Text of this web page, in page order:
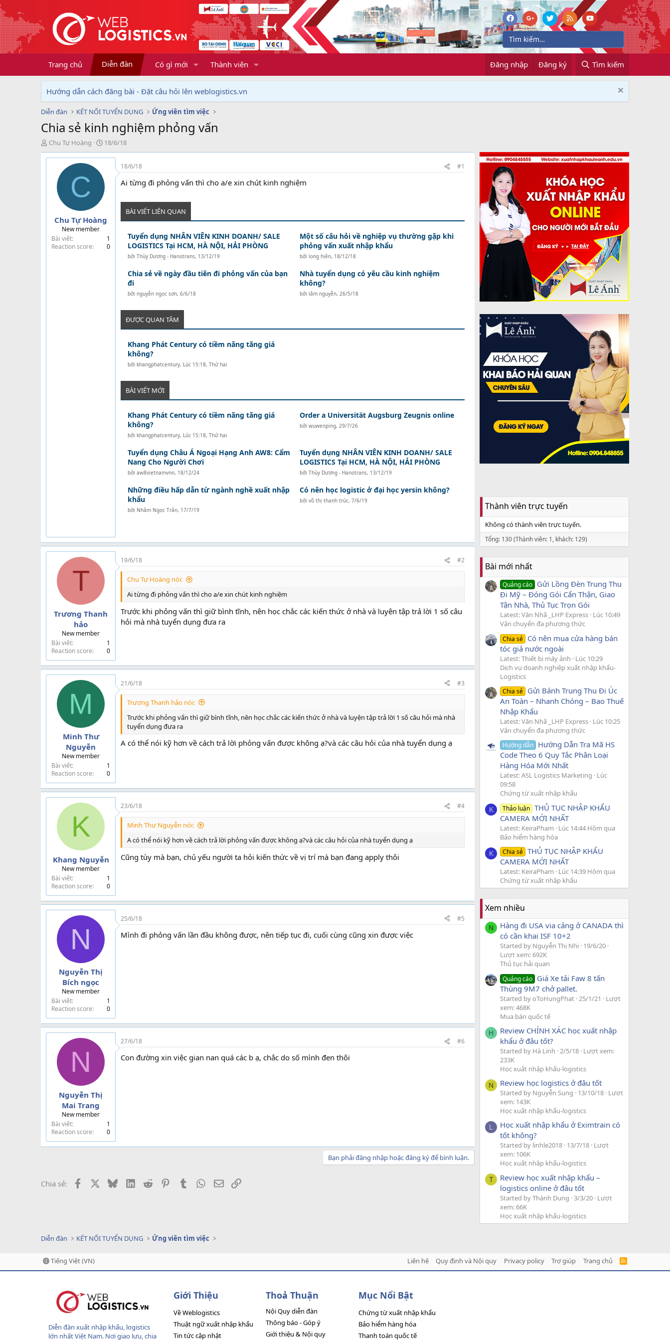
Trang chủ Diễn đàn Có gì mới Thành viên Đăng nhập Đăng ký Tìm kiếm
Hướng dẫn cách đăng bài - Đặt câu hỏi lên weblogistics.vn
Diễn đàn KẾT NỐI TUYỂN DỤNG Ứng viên tìm việc
Chia sẻ kinh nghiệm phỏng vấn
T
h
r
Chu Tự Hoàng
N
g
à
ử
i
18/6/18
C
Chu Tự Hoàng
New member
Bài viết
1
Reaction score
0
18/6/18 #1
Ai từng đi phỏng vấn thì cho a/e xin chút kinh nghiệm
BÀI VIẾT LIÊN QUAN
Tuyển dụng NHÂN VIÊN KINH DOANH/ SALE
LOGISTICS Tại HCM, HÀ NỘI, HẢI PHÒNG
bởi Thùy Dương - Hanotrans, 13/12/19
Một số câu hỏi về nghiệp vụ thường gặp khi
phỏng vấn xuất nhập khẩu
bởi long hiên, 18/12/18
Chia sẻ về ngày đầu tiên đi phỏng vấn của bạn
đi
bởi nguyễn ngọc sơn, 6/6/18
Nhà tuyển dụng có yêu cầu kinh nghiệm
không?
bởi lâm nguyễn, 26/5/18
ĐƯỢC QUAN TÂM
Khang Phát Century có tiềm năng tăng giá
không?
bởi khangphatcentury, Lúc 15:18, Thứ hai
BÀI VIẾT MỚI
Khang Phát Century có tiềm năng tăng giá
không?
bởi khangphatcentury, Lúc 15:18, Thứ hai
Order a Universität Augsburg Zeugnis online
bởi wuwenping, 29/7/26
Tuyển dụng Châu Á Ngoại Hạng Anh AW8: Cẩm
Nang Cho Người Chơi
bởi aw8vietnamvnn, 18/12/24
Tuyển dụng NHÂN VIÊN KINH DOANH/ SALE
LOGISTICS Tại HCM, HÀ NỘI, HẢI PHÒNG
bởi Thùy Dương - Hanotrans, 13/12/19
Những điều hấp dẫn từ ngành nghề xuất nhập
khẩu
bởi Nhâm Ngọc Trân, 17/7/19
Có nên học logistic ở đại học yersin không?
bởi võ thị thanh trúc, 7/6/19
T
Trương Thanh
hảo
New member
Bài viết
1
Reaction score
0
19/6/18 #2
Chu Tự Hoàng nói:
Ai từng đi phỏng vấn thì cho a/e xin chút kinh nghiệm
Trước khi phỏng vấn thì giữ bình tĩnh, nên học chắc các kiến thức ở nhà và luyện tập trả lời 1 số câu
hỏi mà nhà tuyển dụng đưa ra
M
Minh Thư
Nguyễn
New member
Bài viết
1
Reaction score
0
21/6/18 #3
Trương Thanh hảo nói:
Trước khi phỏng vấn thì giữ bình tĩnh, nên học chắc các kiến thức ở nhà và luyện tập trả lời 1 số câu hỏi mà nhà
tuyển dụng đưa ra
A có thể nói kỹ hơn về cách trả lời phỏng vấn được không ạ?và các câu hỏi của nhà tuyển dụng ạ
K
Khang Nguyễn
New member
Bài viết
1
Reaction score
0
23/6/18 #4
Minh Thư Nguyễn nói:
A có thể nói kỹ hơn về cách trả lời phỏng vấn được không ạ?và các câu hỏi của nhà tuyển dụng ạ
Cũng tùy mà bạn, chủ yếu người ta hỏi kiến thức về vị trí mà bạn đang apply thôi
N
Nguyễn Thị
Bích ngọc
New member
Bài viết
1
Reaction score
0
25/6/18 #5
Mình đi phỏng vấn lần đầu không được, nên tiếp tục đi, cuối cùng cũng xin được việc
N
Nguyễn Thị
Mai Trang
New member
Bài viết
1
Reaction score
0
27/6/18 #6
Con đường xin việc gian nan quá các b ạ, chắc do số mình đen thôi
Bạn phải đăng nhập hoặc đăng ký để bình luận.
Chia sẻ: Facebook BlueskyLinkedIn
Reddit PinterestTumblr WhatsApp
EmailLink
Thành viên trực tuyến
Không có thành viên trực tuyến.
Tổng: 130 (Thành viên: 1, khách: 129)
Bài mới nhất
Quảng cáo Gửi Lồng Đèn Trung Thu
Đi Mỹ – Đóng Gói Cẩn Thận, Giao
Tận Nhà, Thủ Tục Trọn Gói
Latest: Văn Nhã _LHP Express Lúc 10:49
Vận chuyển đa phương thức
Chia sẻ Có nên mua cửa hàng bán
tóc giả nước ngoài
Latest: Thiết bị máy ảnh
Lúc 10:29
Dịch vụ doanh nghiệp xuất nhập khẩu-
Logistics
Chia sẻ Gửi Bánh Trung Thu Đi Úc
An Toàn – Nhanh Chóng – Bao Thuế
Nhập Khẩu
Latest: Văn Nhã _LHP Express Lúc 10:25
Vận chuyển đa phương thức
Hướng dẫn Hướng Dẫn Tra Mã HS
Code Theo 6 Quy Tắc Phân Loại
Hàng Hóa Mới Nhất
Latest: ASL Logistics Marketing
Lúc
09:58
Chứng từ xuất nhập khẩu
K Thảo luận THỦ TỤC NHẬP KHẨU
CAMERA MỚI NHẤT
Latest: KeiraPham
Lúc 14:44 Hôm qua
Bảo hiểm hàng hóa
K Chia sẻ THỦ TỤC NHẬP KHẨU
CAMERA MỚI NHẤT
Latest: KeiraPham
Lúc 14:39 Hôm qua
Chứng từ xuất nhập khẩu
Xem nhiều
N
Hàng đi USA via cảng ở CANADA thì
có cần khai ISF 10+2
Started by Nguyễn Thị Nhi 19/6/20
Lượt xem: 692K
Thủ tục hải quan
Quảng cáo Giá Xe tải Faw 8 tấn
Thùng 9M7 chở pallet.
Started by oToHungPhat 25/1/21
Lượt
xem: 468K
Mua bán quốc tế
H
Review CHÍNH XÁC học xuất nhập
khẩu ở đâu tốt?
Started by Hà Linh 2/5/18 Lượt xem:
233K
Học xuất nhập khẩu-logistics
N Review học logistics ở đâu tốt
Started by Nguyễn Sung 13/10/18 Lượt
xem: 143K
Học xuất nhập khẩu-logistics
L
Học xuất nhập khẩu ở Eximtrain có
tốt không?
Started by linhle2018 13/7/18 Lượt
xem: 106K
Học xuất nhập khẩu-logistics
T
Review học xuất nhập khẩu –
logistics online ở đâu tốt
Started by Thành Dung 3/3/20 Lượt
xem: 66K
Học xuất nhập khẩu-logistics
Diễn đàn KẾT NỐI TUYỂN DỤNG Ứng viên tìm việc
Tiếng Việt (VN) Liên hệ Quy định và Nội quy Privacy policy Trợ giúp Trang chủ
R
Diễn đàn xuất nhập khẩu, logistics
lớn nhất Việt Nam. Nơi giao lưu, chia
Giới Thiệu
Về Weblogistics
Thuật ngữ xuất nhập khẩu
Tin tức cập nhật
Thoả Thuận
Nội Quy diễn đàn
Thông báo - Góp ý
Giới thiệu & Nội quy
Mục Nổi Bật
Chứng từ xuất nhập khẩu
Bảo hiểm hàng hóa
Thanh toán quốc tế